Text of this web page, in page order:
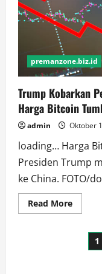
premanzone.biz.id
Trump Kobarkan
Harga Bitcoin
admin Oktober
loading… Harga
Presiden Trump
ke China. FOTO/
Read MoreRead
more
Perang
Dagang
1